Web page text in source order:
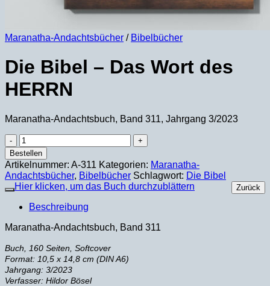
Maranatha-Andachtsbücher / Bibelbücher
Die Bibel – Das Wort des
HERRN
Maranatha-Andachtsbuch, Band 311, Jahrgang 3/2023
Die
Bibel
–
Das
Wort
des
HERRN
Menge
Bestellen
Artikelnummer: A-311 Kategorien: Maranatha-
Andachtsbücher, Bibelbücher Schlagwort: Die Bibel
Zurück
Hier klicken, um das Buch durchzublättern
Beschreibung
Maranatha-Andachtsbuch, Band 311
Buch, 160 Seiten, Softcover
Format: 10,5 x 14,8 cm (DIN A6)
Jahrgang: 3/2023
Verfasser: Hildor Bösel